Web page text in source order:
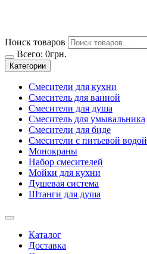
Поиск товаров
Всего: 0грн.
Категории
Смесители для кухни
Смеситель для ванной
Смесители для душа
Смеситель для умывальника
Смесители для биде
Смесители с питьевой водой
Монокраны
Набор смесителей
Мойки для кухни
Душевая система
Штанги для душа
Каталог
Доставка